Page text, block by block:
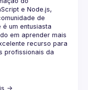
e Node.js,
de
um entusiasta
em aprender mais
recurso para
profissionais da